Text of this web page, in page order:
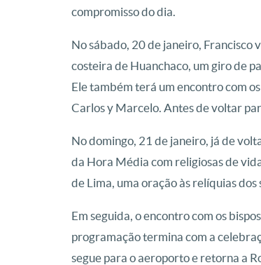
compromisso do dia.
No sábado, 20 de janeiro, Francisco
costeira de Huanchaco, um giro de
Ele também terá um encontro com
Carlos y Marcelo. Antes de voltar
No domingo, 21 de janeiro, já de
da Hora Média com religiosas de
de Lima, uma oração às relíquias dos
Em seguida, o encontro com os
programação termina com a
segue para o aeroporto e retorna a